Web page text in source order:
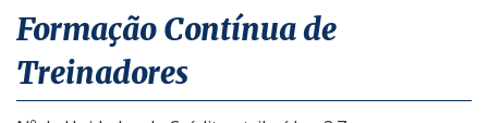
​​​​Formação Contín​ua de ​
Treinadores